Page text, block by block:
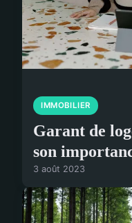
IMMOBILIER
Garant de
son
3 août 2023